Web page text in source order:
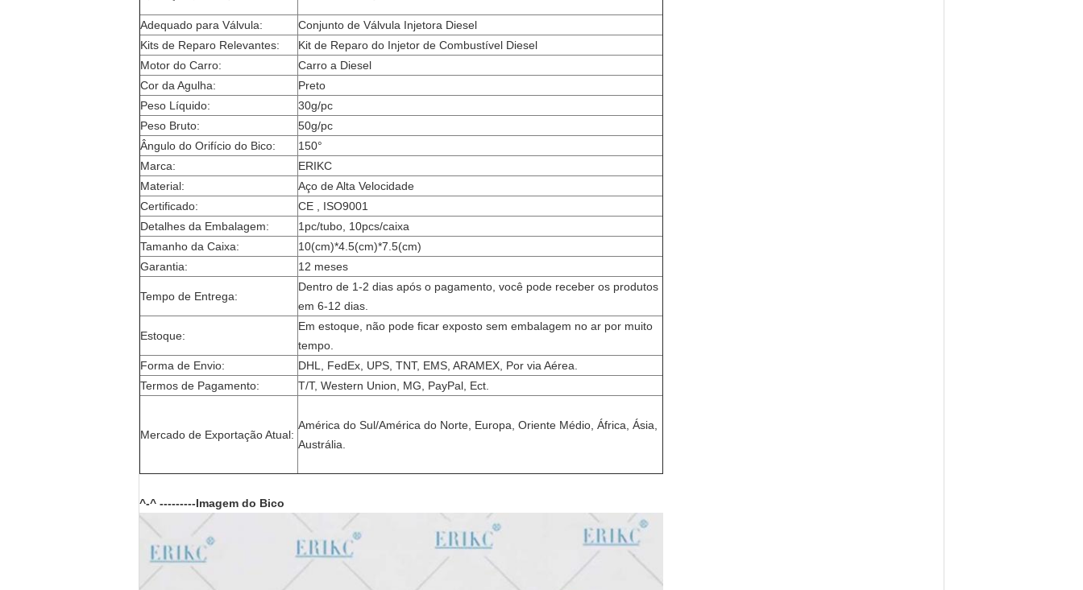
Adequado para Válvula:
Conjunto de Válvula Injetora Diesel
Kits de Reparo Relevantes:
Kit de Reparo do Injetor de Combustível Diesel
Motor do Carro:
Carro a Diesel
Cor da Agulha:
Preto
Peso Líquido:
30g/pc
Peso Bruto:
50g/pc
Ângulo do Orifício do Bico:
150°
Marca:
ERIKC
Material:
Aço de Alta Velocidade
Certificado:
CE , ISO9001
Detalhes da Embalagem:
1pc/tubo, 10pcs/caixa
Tamanho da Caixa:
10(cm)*4.5(cm)*7.5(cm)
Garantia:
12 meses
Tempo de Entrega:
Dentro de 1-2 dias após o pagamento, você pode receber os produtos
em 6-12 dias.
Estoque:
Em estoque, não pode ficar exposto sem embalagem no ar por muito
tempo.
Forma de Envio:
DHL, FedEx, UPS, TNT, EMS, ARAMEX, Por via Aérea.
Termos de Pagamento:
T/T, Western Union, MG, PayPal, Ect.
Mercado de Exportação Atual:
América do Sul/América do Norte, Europa, Oriente Médio, África, Ásia,
Austrália.
^-^ ---------Imagem do Bico